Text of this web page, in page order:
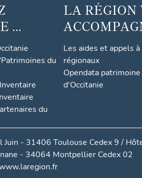
...
du
du
LA RÉGION
Les aides et appels
régionaux
Opendata
d'Occitanie
- 31406 Toulouse Cedex 9 /
- 34064 Montpellier Cedex 02